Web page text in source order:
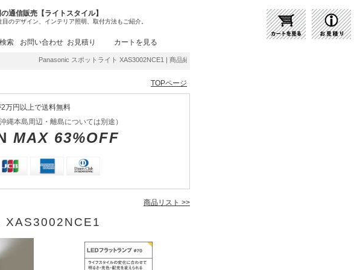
通信販売【ライトスタイル】
のデザイン、インテリア照明、取付方法もご紹介。
索 お問い合わせ お見積り カートを見る
Panasonic スポットライト XAS3002NCE1 | 商品紹介 | 照明器具の通販・インテリア照明の通信販売【ライ
TOPページ
万円以上で送料無料
縄本島周辺・離島については別途）
MAX 63%OFF
商品リスト >>
XAS3002NCE1